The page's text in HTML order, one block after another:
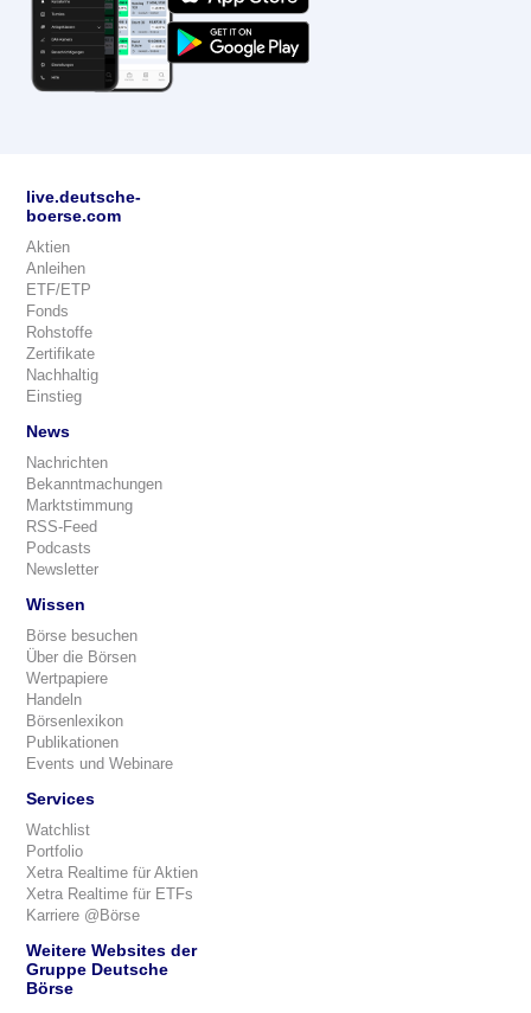
live.deutsche-
boerse.com
Aktien
Anleihen
ETF/ETP
Fonds
Rohstoffe
Zertifikate
Nachhaltig
Einstieg
News
Nachrichten
Bekanntmachungen
Marktstimmung
RSS-Feed
Podcasts
Newsletter
Wissen
Börse besuchen
Über die Börsen
Wertpapiere
Handeln
Börsenlexikon
Publikationen
Events und Webinare
Services
Watchlist
Portfolio
Xetra Realtime für Aktien
Xetra Realtime für ETFs
Karriere @Börse
Weitere Websites der
Gruppe Deutsche
Börse